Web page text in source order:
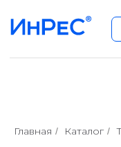
8-800-222-
Главная / Каталог /